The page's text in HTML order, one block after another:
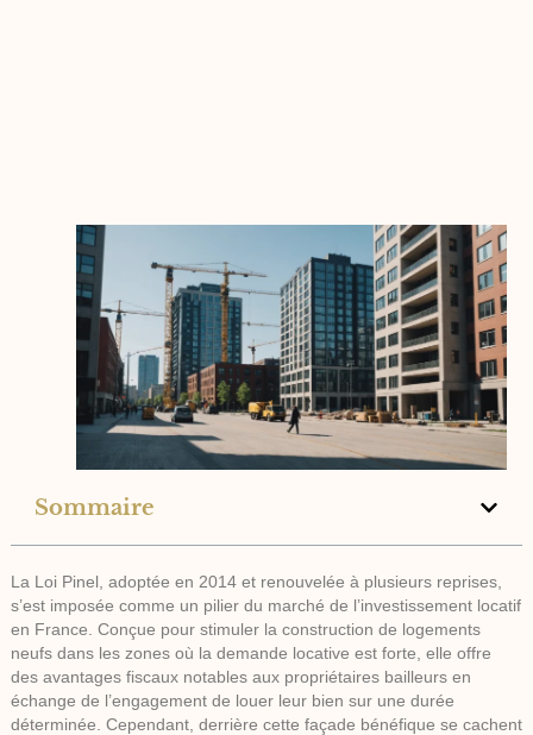
Sommaire
La Loi Pinel , adoptée en 2014 et renouvelée à plusieurs reprises,
s’est imposée comme un pilier du marché de l’investissement locatif
en France. Conçue pour stimuler la construction de logements
neufs dans les zones où la demande locative est forte, elle offre
des avantages fiscaux notables aux propriétaires bailleurs en
échange de l’engagement de louer leur bien sur une durée
déterminée. Cependant, derrière cette façade bénéfique se cachent